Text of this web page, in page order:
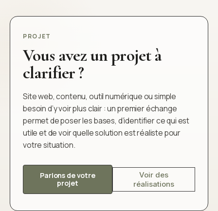
PROJET
Vous avez un projet à
clarifier ?
Site web, contenu, outil numérique ou simple
besoin d’y voir plus clair : un premier échange
permet de poser les bases, d’identifier ce qui est
utile et de voir quelle solution est réaliste pour
votre situation.
Parlons de votre
projet
Voir des
réalisations